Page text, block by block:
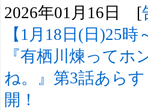
2026年01月16日 [
【1月18日(日)25
『有栖川煉ってホ
ね。』第3話あら
開！